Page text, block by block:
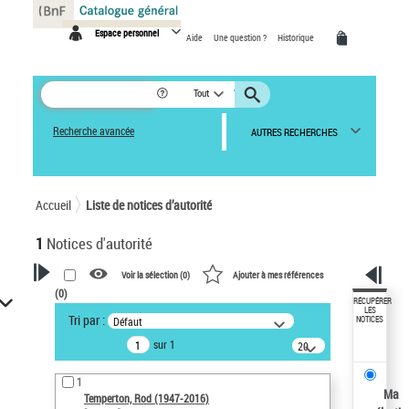
Espace personnel Aide Une question ? Historique
Tout
Recherche avancée AUTRES RECHERCHES
Accueil Liste de notices d’autorité
1 Notices d'autorité
VOTRE RECHERCHE
Recherche avancée dans les
notices d’autorité
Œuvres liées à l'auteur :
Temperton, Rod (1947-2016)
Voir la sélection (0) Ajouter à mes références
(0)
Tri par : Défaut
sur 1
20
résultats/page
1
Temperton, Rod (1947-2016)
RÉCUPÉRER
LES
NOTICES
Ma
Panneau de gestion des cookies